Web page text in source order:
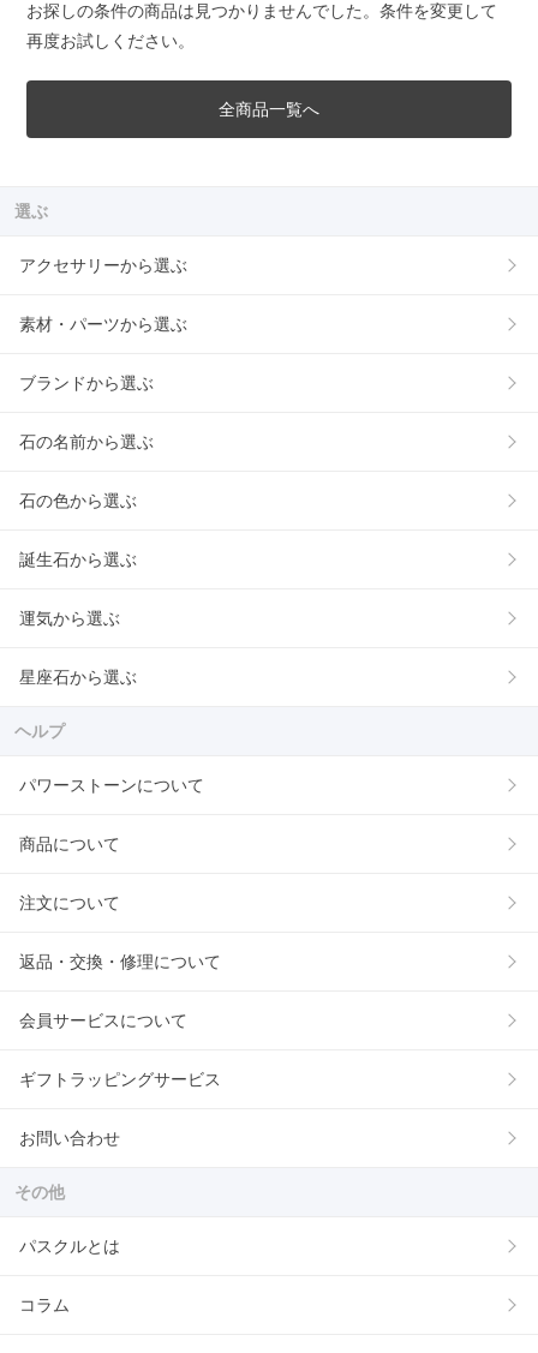
お探しの条件の商品は見つかりませんでした。条件を変更して
再度お試しください。
全商品一覧へ
選ぶ
アクセサリーから選ぶ
素材・パーツから選ぶ
ブランドから選ぶ
石の名前から選ぶ
石の色から選ぶ
誕生石から選ぶ
運気から選ぶ
星座石から選ぶ
ヘルプ
パワーストーンについて
商品について
注文について
返品・交換・修理について
会員サービスについて
ギフトラッピングサービス
お問い合わせ
その他
パスクルとは
コラム